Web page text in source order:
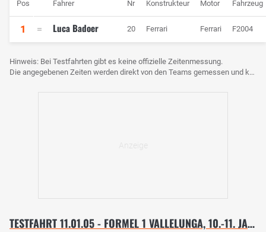
Pos Fahrer Nr Konstrukteur Motor Fahrzeug
1 Luca Badoer 20 Ferrari Ferrari F2004
Hinweis: Bei Testfahrten gibt es keine offizielle Zeitenmessung.
Die angegebenen Zeiten werden direkt von den Teams gemessen und können voneinander abweichen.
TESTFAHRT 11.01.05 - FORMEL 1 VALLELUNGA, 10.-11. JANUAR